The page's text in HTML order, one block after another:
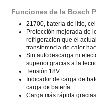
Funciones de la Bosch
21700, batería de litio,
Protección mejorada de
refrigeración que el
transferencia de calor
Sin autodescarga ni
superior gracias a la
Tensión 18V.
Indicador de carga de
carga de batería.
Carga más rápida